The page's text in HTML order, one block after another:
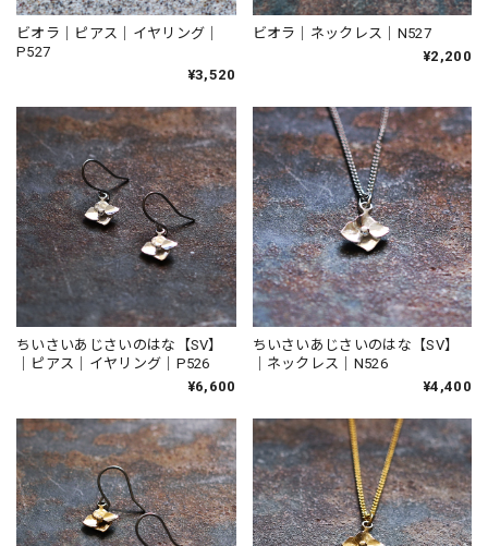
ビオラ｜ピアス｜イヤリング｜
P527
¥3,520
ビオラ｜ネックレス｜N527
¥2,200
ちいさいあじさいのはな【SV】
｜ピアス｜イヤリング｜P526
¥6,600
ちいさいあじさいのはな【SV】
｜ネックレス｜N526
¥4,400